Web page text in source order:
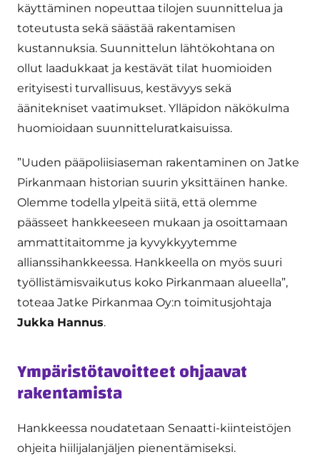
käyttäminen nopeuttaa tilojen suunnittelua ja
toteutusta sekä säästää rakentamisen
kustannuksia. Suunnittelun lähtökohtana on
ollut laadukkaat ja kestävät tilat huomioiden
erityisesti turvallisuus, kestävyys sekä
äänitekniset vaatimukset. Ylläpidon näkökulma
huomioidaan suunnitteluratkaisuissa.
”Uuden pääpoliisiaseman rakentaminen on Jatke
Pirkanmaan historian suurin yksittäinen hanke.
Olemme todella ylpeitä siitä, että olemme
päässeet hankkeeseen mukaan ja osoittamaan
ammattitaitomme ja kyvykkyytemme
allianssihankkeessa. Hankkeella on myös suuri
työllistämisvaikutus koko Pirkanmaan alueella”,
toteaa Jatke Pirkanmaa Oy:n toimitusjohtaja
Jukka Hannus.
Ympäristötavoitteet ohjaavat
rakentamista
Hankkeessa noudatetaan Senaatti-kiinteistöjen
ohjeita hiilijalanjäljen pienentämiseksi.